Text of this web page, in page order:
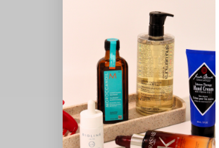
Soins du visage
Maquillage
Bain et Corps
Bijoux